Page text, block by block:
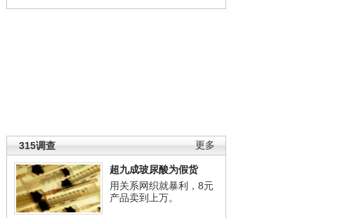
更多
315调查
超九成玻尿酸为假货
用关系网织就暴利，8元
产品卖到上万。